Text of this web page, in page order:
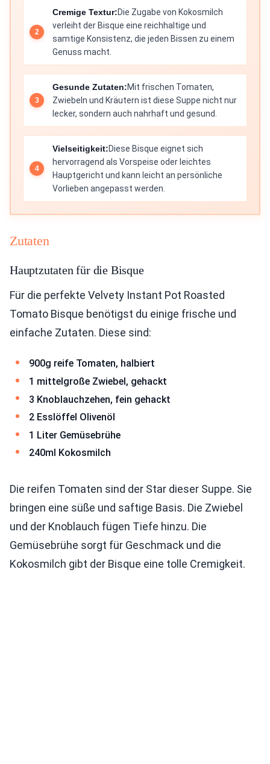
Cremige Textur:Die Zugabe von Kokosmilch
verleiht der Bisque eine reichhaltige und
samtige Konsistenz, die jeden Bissen zu einem
Genuss macht.
Gesunde Zutaten:Mit frischen Tomaten,
Zwiebeln und Kräutern ist diese Suppe nicht nur
lecker, sondern auch nahrhaft und gesund.
Vielseitigkeit:Diese Bisque eignet sich
hervorragend als Vorspeise oder leichtes
Hauptgericht und kann leicht an persönliche
Vorlieben angepasst werden.
Zutaten
Hauptzutaten für die Bisque
Für die perfekte Velvety Instant Pot Roasted
Tomato Bisque benötigst du einige frische und
einfache Zutaten. Diese sind:
900g reife Tomaten, halbiert
1 mittelgroße Zwiebel, gehackt
3 Knoblauchzehen, fein gehackt
2 Esslöffel Olivenöl
1 Liter Gemüsebrühe
240ml Kokosmilch
Die reifen Tomaten sind der Star dieser Suppe. Sie
bringen eine süße und saftige Basis. Die Zwiebel
und der Knoblauch fügen Tiefe hinzu. Die
Gemüsebrühe sorgt für Geschmack und die
Kokosmilch gibt der Bisque eine tolle Cremigkeit.